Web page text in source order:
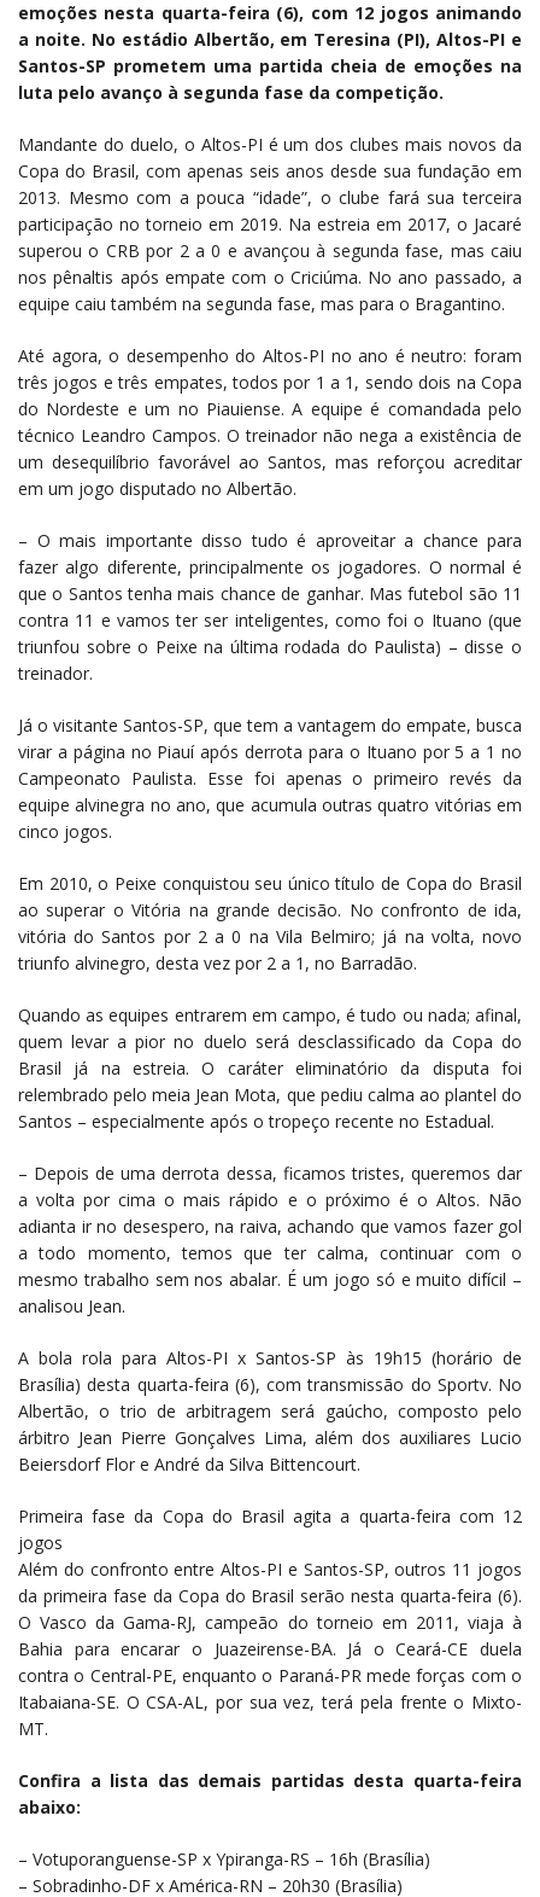
emoções nesta quarta-feira (6), com 12 jogos animando
a noite. No estádio Albertão, em Teresina (PI), Altos-PI e
Santos-SP prometem uma partida cheia de emoções na
luta pelo avanço à segunda fase da competição.
Mandante do duelo, o Altos-PI é um dos clubes mais novos da
Copa do Brasil, com apenas seis anos desde sua fundação em
2013. Mesmo com a pouca “idade”, o clube fará sua terceira
participação no torneio em 2019. Na estreia em 2017, o Jacaré
superou o CRB por 2 a 0 e avançou à segunda fase, mas caiu
nos pênaltis após empate com o Criciúma. No ano passado, a
equipe caiu também na segunda fase, mas para o Bragantino.
Até agora, o desempenho do Altos-PI no ano é neutro: foram
três jogos e três empates, todos por 1 a 1, sendo dois na Copa
do Nordeste e um no Piauiense. A equipe é comandada pelo
técnico Leandro Campos. O treinador não nega a existência de
um desequilíbrio favorável ao Santos, mas reforçou acreditar
em um jogo disputado no Albertão.
– O mais importante disso tudo é aproveitar a chance para
fazer algo diferente, principalmente os jogadores. O normal é
que o Santos tenha mais chance de ganhar. Mas futebol são 11
contra 11 e vamos ter ser inteligentes, como foi o Ituano (que
triunfou sobre o Peixe na última rodada do Paulista) – disse o
treinador.
Já o visitante Santos-SP, que tem a vantagem do empate, busca
virar a página no Piauí após derrota para o Ituano por 5 a 1 no
Campeonato Paulista. Esse foi apenas o primeiro revés da
equipe alvinegra no ano, que acumula outras quatro vitórias em
cinco jogos.
Em 2010, o Peixe conquistou seu único título de Copa do Brasil
ao superar o Vitória na grande decisão. No confronto de ida,
vitória do Santos por 2 a 0 na Vila Belmiro; já na volta, novo
triunfo alvinegro, desta vez por 2 a 1, no Barradão.
Quando as equipes entrarem em campo, é tudo ou nada; afinal,
quem levar a pior no duelo será desclassificado da Copa do
Brasil já na estreia. O caráter eliminatório da disputa foi
relembrado pelo meia Jean Mota, que pediu calma ao plantel do
Santos – especialmente após o tropeço recente no Estadual.
– Depois de uma derrota dessa, ficamos tristes, queremos dar
a volta por cima o mais rápido e o próximo é o Altos. Não
adianta ir no desespero, na raiva, achando que vamos fazer gol
a todo momento, temos que ter calma, continuar com o
mesmo trabalho sem nos abalar. É um jogo só e muito difícil –
analisou Jean.
A bola rola para Altos-PI x Santos-SP às 19h15 (horário de
Brasília) desta quarta-feira (6), com transmissão do Sportv. No
Albertão, o trio de arbitragem será gaúcho, composto pelo
árbitro Jean Pierre Gonçalves Lima, além dos auxiliares Lucio
Beiersdorf Flor e André da Silva Bittencourt.
Primeira fase da Copa do Brasil agita a quarta-feira com 12
jogos
Além do confronto entre Altos-PI e Santos-SP, outros 11 jogos
da primeira fase da Copa do Brasil serão nesta quarta-feira (6).
O Vasco da Gama-RJ, campeão do torneio em 2011, viaja à
Bahia para encarar o Juazeirense-BA. Já o Ceará-CE duela
contra o Central-PE, enquanto o Paraná-PR mede forças com o
Itabaiana-SE. O CSA-AL, por sua vez, terá pela frente o Mixto-
MT.
Confira a lista das demais partidas desta quarta-feira
abaixo:
– Votuporanguense-SP x Ypiranga-RS – 16h (Brasília)
– Sobradinho-DF x América-RN – 20h30 (Brasília)